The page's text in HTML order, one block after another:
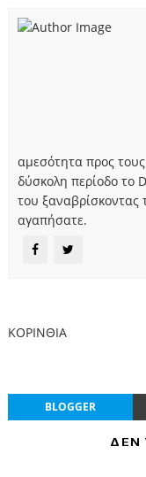
αμεσότητα προς
δύσκολη περίοδο το
του ξαναβρίσκοντας
αγαπήσατε.
ΚΟΡΙΝΘΙΑ
BLOGGER
ΔΕΝ